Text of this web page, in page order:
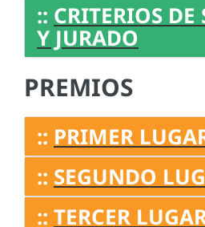
:: CRITERIOS DE
Y JURADO
PREMIOS
:: PRIMER
:: SEGUNDO
:: TERCER